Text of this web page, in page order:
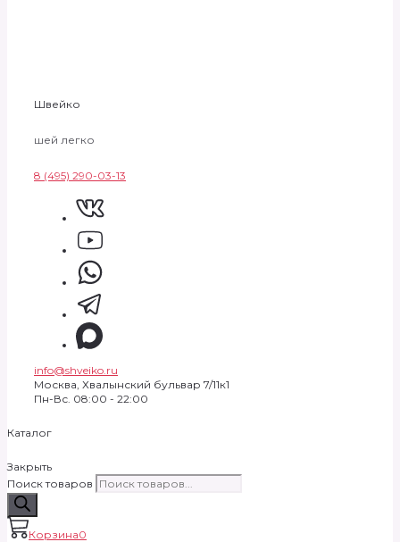
Швейко
шей легко
8 (495) 290-03-13
info@shveiko.ru
Москва, Хвалынский бульвар 7/11к1
Пн-Вс. 08:00 - 22:00
Каталог
Закрыть
Поиск товаров
Корзина0